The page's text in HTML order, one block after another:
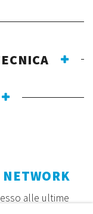
alle ultime